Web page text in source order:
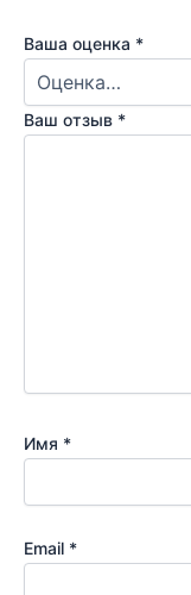
Ваша оценка *
Ваш отзыв *
Имя *
Email *